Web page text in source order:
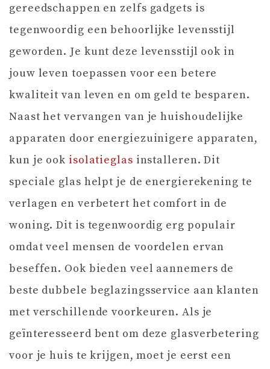
gereedschappen en zelfs gadgets is
tegenwoordig een behoorlijke levensstijl
geworden. Je kunt deze levensstijl ook in
jouw leven toepassen voor een betere
kwaliteit van leven en om geld te besparen.
Naast het vervangen van je huishoudelijke
apparaten door energiezuinigere apparaten,
kun je ook isolatieglas installeren. Dit
speciale glas helpt je de energierekening te
verlagen en verbetert het comfort in de
woning. Dit is tegenwoordig erg populair
omdat veel mensen de voordelen ervan
beseffen. Ook bieden veel aannemers de
beste dubbele beglazingsservice aan klanten
met verschillende voorkeuren. Als je
geïnteresseerd bent om deze glasverbetering
voor je huis te krijgen, moet je eerst een